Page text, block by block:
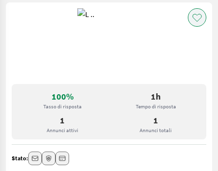
100%
Tasso di risposta
1h
Tempo di risposta
1
Annunci attivi
1
Annunci totali
Stato: